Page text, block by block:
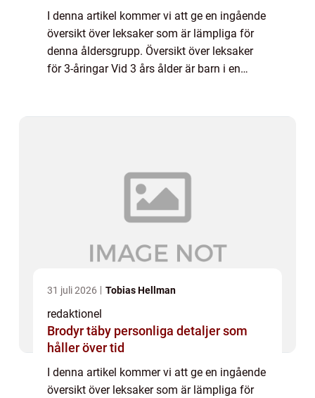
I denna artikel kommer vi att ge en ingående
översikt över leksaker som är lämpliga för
denna åldersgrupp. Översikt över leksaker
för 3-åringar Vid 3 års ålder är barn i en
31 juli 2026 Tobias Hellman
redaktionel
Brodyr täby personliga detaljer som
håller över tid
I denna artikel kommer vi att ge en ingående
översikt över leksaker som är lämpliga för